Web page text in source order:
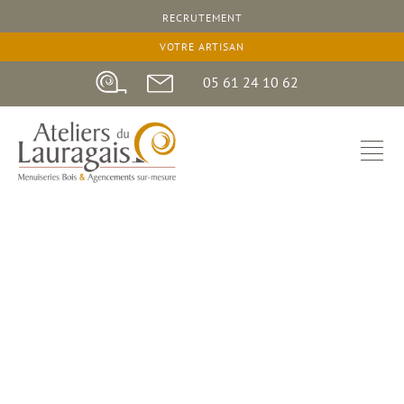
RECRUTEMENT
VOTRE ARTISAN
05 61 24 10 62